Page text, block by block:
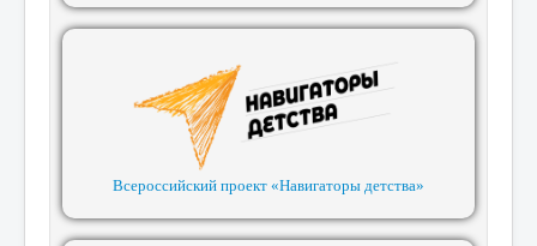
Всероссийский проект «Навигаторы детства»